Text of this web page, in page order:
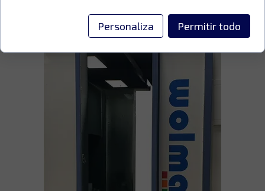
Personaliza Permitir todo